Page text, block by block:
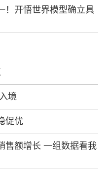
！开悟世界模型确立具
境
促优
售额增长 一组数据看我